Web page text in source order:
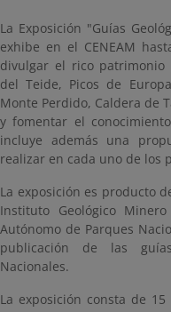
La Exposición "Guías
exhibe en el CENEAM
divulgar el rico patrimonio
del Teide, Picos de
Monte Perdido, Caldera de
y fomentar el
incluye además una
realizar en cada uno de los
La exposición es producto
Instituto Geológico
Autónomo de Parques
publicación de las
Nacionales.
La exposición consta de